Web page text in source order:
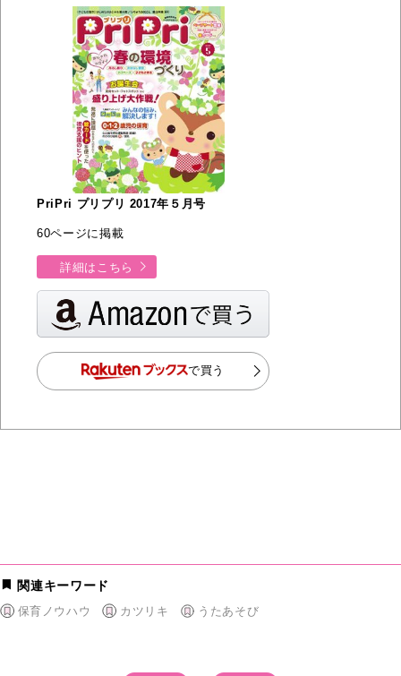
PriPri プリプリ 2017年５月号
60ページに掲載
詳細はこちら
で買う
関連キーワード
保育ノウハウ カツリキ うたあそび